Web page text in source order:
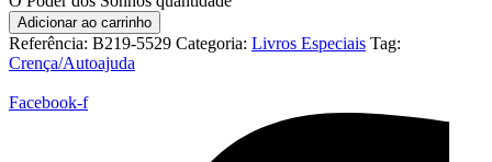
Adicionar ao carrinho
Referência: B219-5529 Categoria: Livros Especiais Tag:
Crença/Autoajuda
Facebook-f